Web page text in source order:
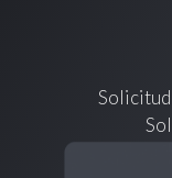
Solicitud